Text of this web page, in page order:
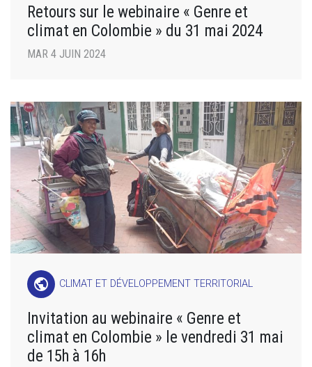
Retours sur le webinaire « Genre et
climat en Colombie » du 31 mai 2024
MAR 4 JUIN 2024
public CLIMAT ET DÉVELOPPEMENT TERRITORIAL
Invitation au webinaire « Genre et
climat en Colombie » le vendredi 31 mai
de 15h à 16h